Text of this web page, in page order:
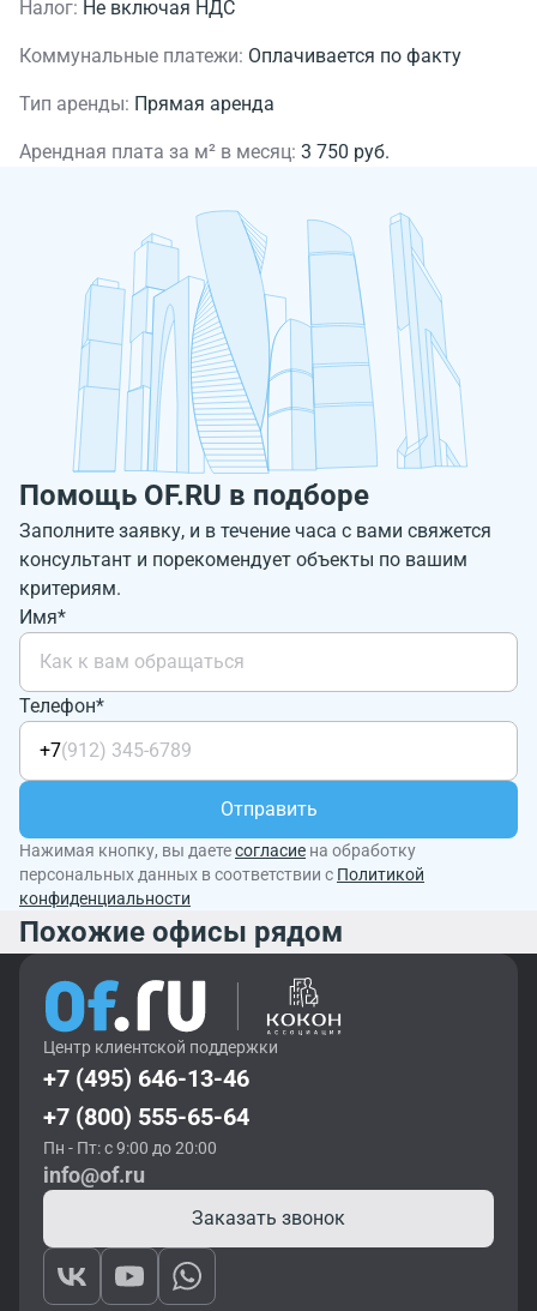
Налог: Не включая НДС
Коммунальные платежи: Оплачивается по факту
Тип аренды: Прямая аренда
Арендная плата за м² в месяц: 3 750 руб.
Помощь OF.RU в подборе
Заполните заявку, и в течение часа с вами свяжется
консультант и порекомендует объекты по вашим
критериям.
Имя*
Телефон*
+7
Отправить
Нажимая кнопку, вы даетесогласие на обработку
персональных данных в соответствии с Политикой
конфиденциальности
Похожие офисы рядом
Центр клиентской поддержки
+7 (495) 646-13-46
+7 (800) 555-65-64
Пн - Пт: с 9:00 до 20:00
info@of.ru
Заказать звонок